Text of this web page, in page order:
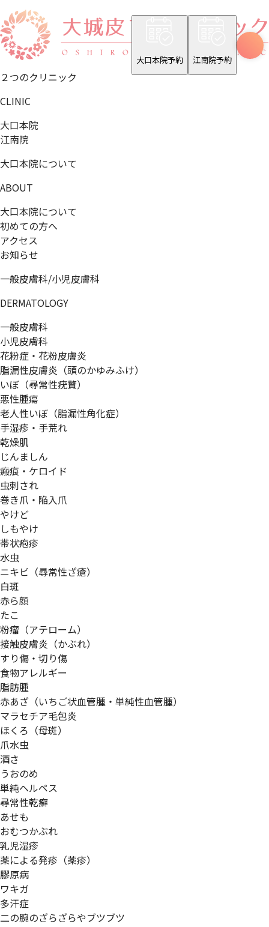
大口本院予約 江南院予約
２つのクリニック
CLINIC
大口本院
江南院
大口本院について
ABOUT
大口本院について
初めての方へ
アクセス
お知らせ
一般皮膚科/小児皮膚科
DERMATOLOGY
一般皮膚科
小児皮膚科
花粉症・花粉皮膚炎
脂漏性皮膚炎（頭のかゆみふけ）
いぼ（尋常性疣贅）
悪性腫瘍
老人性いぼ（脂漏性角化症）
手湿疹・手荒れ
乾燥肌
じんましん
瘢痕・ケロイド
虫刺され
巻き爪・陥入爪
やけど
しもやけ
帯状疱疹
水虫
ニキビ（尋常性ざ瘡）
白斑
赤ら顔
たこ
粉瘤（アテローム）
接触皮膚炎（かぶれ）
すり傷・切り傷
食物アレルギー
脂肪腫
赤あざ（いちご状血管腫・単純性血管腫）
マラセチア毛包炎
ほくろ（母斑）
爪水虫
酒さ
うおのめ
単純ヘルペス
尋常性乾癬
あせも
おむつかぶれ
乳児湿疹
薬による発疹（薬疹）
膠原病
ワキガ
多汗症
二の腕のざらざらやブツブツ